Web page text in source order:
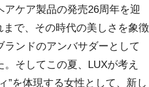
ケア製品の発売26周年を迎
まで、その時代の美しさを象徴
ランドのアンバサダーとして
そしてこの夏、LUXが考え
”を体現する女性として、新し